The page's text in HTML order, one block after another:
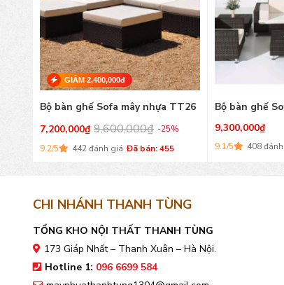
GIẢM 2,400,000đ
Bộ bàn ghế Sofa mây nhựa TT26
9,600,000₫
7,200,000₫
-25%
9.2/5
442 đánh giá Đã bán: 455
Bộ bàn ghế
9,300,000₫
9.1/5 408
CHI NHÁNH THANH TÙNG
TỔNG KHO NỘI THẤT THANH TÙNG
173 Giáp Nhất – Thanh Xuân – Hà Nội.
Hotline 1: 096 6699 584